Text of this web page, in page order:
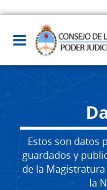
Estos son datos
guardados y
de la
la